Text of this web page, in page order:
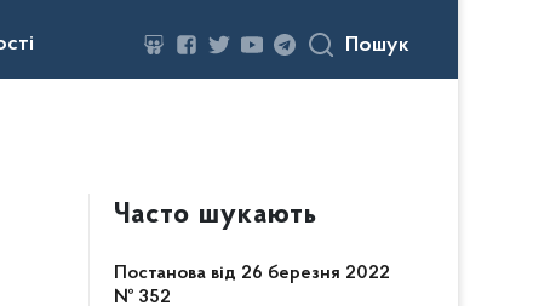
Пошук
Часто шукають
Постанова від 26 березня 2022
№ 352